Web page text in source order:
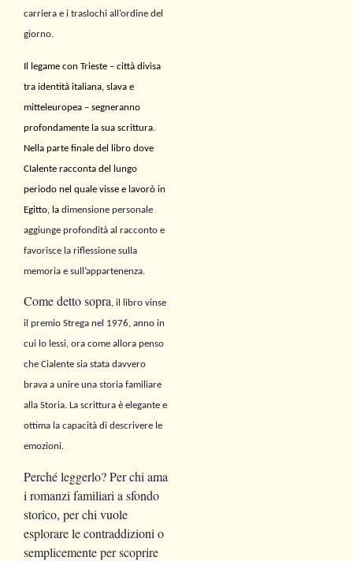
carriera e i traslochi all’ordine del
giorno.
I l legame con Trieste – città divisa
tra identità italiana, slava e
mitteleuropea – segneranno
profondamente la sua scrittura.
Nella parte finale del libro dove
CIalente racconta del lungo
periodo nel quale visse e lavorò in
Egitto, la dimensione personale
aggiunge profondità al racconto e
favorisce la riflessione sulla
memoria e sull’appartenenza.
Come detto sopra, il libro vinse
il premio Strega nel 1976, anno in
cui lo lessi, ora come allora penso
che Cialente sia stata davvero
brava a unire una storia familiare
alla Storia. La scrittura è elegante e
ottima la capacità di descrivere le
emozioni.
Perché leggerlo? Per chi ama
i romanzi familiari a sfondo
storico, per chi vuole
esplorare le contraddizioni o
semplicemente per scoprire